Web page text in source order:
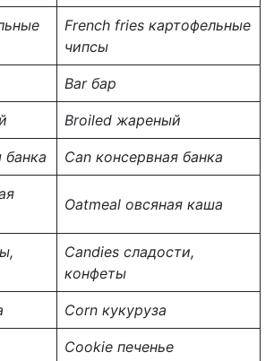
French fries картофельные
чипсы
Barбар
Broiled жареный
банка Can консервная банка
Oatmeal овсяная каша
Candies сладости,
конфеты
Corn кукуруза
Cookie печенье